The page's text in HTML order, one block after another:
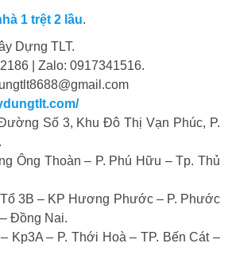
1 trệt 2 lầu.
Dựng TLT.
| Zalo: 0917341516.
Số 3, Khu Đô Thị Vạn Phúc, P.
Ông Thoàn – P. Phú Hữu – Tp. Thủ
3B – KP Hương Phước – P. Phước
Đồng Nai.
Kp3A – P. Thới Hoà – TP. Bến Cát –